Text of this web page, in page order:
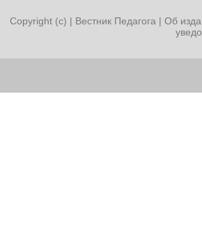
Copyright (c) | Вестник Педагога | Об